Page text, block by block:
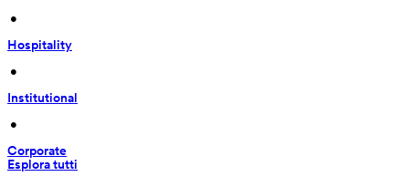
•
Hospitality
•
Institutional
•
Corporate
Esplora tutti